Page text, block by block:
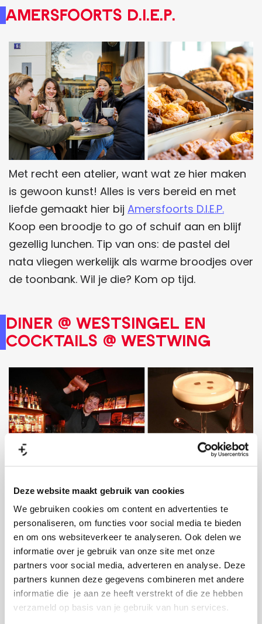
Deze website maakt gebruik van cookies
We gebruiken cookies om content en advertenties te
personaliseren, om functies voor social media te bieden
en om ons websiteverkeer te analyseren. Ook delen we
informatie over je gebruik van onze site met onze
partners voor social media, adverteren en analyse. Deze
partners kunnen deze gegevens combineren met andere
informatie die je aan ze heeft verstrekt of die ze hebben
verzameld op basis van je gebruik van hun services.
Amersfoorts D.I.E.P.
Met recht een atelier, want wat ze hier maken
is gewoon kunst! Alles is vers bereid en met
liefde gemaakt hier bij Amersfoorts D.I.E.P.
Koop een broodje to go of schuif aan en blijf
gezellig lunchen. Tip van ons: de pastel del
nata vliegen werkelijk als warme broodjes over
de toonbank. Wil je die? Kom op tijd.
Diner @ WestSingel en
Cocktails @ WestWing
Na een dag rondneuzen in het
museumkwartier kun je heerlijk dineren bij
WestSingel. Ik had je graag verteld wat je hier
precies kunt eten, maar dat gaat niet. Want ze
hanteren hier een verrassingsmenu
gebaseerd op de seizoenen. Uiteraard kun je
allergieën en andere dieetwensen altijd